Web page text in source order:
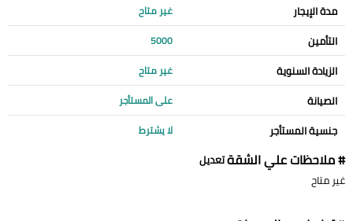
مدة الإيجار غير متاح
التأمين 5000
الزيادة السنوية غير متاح
الصيانة على المستأجر
جنسية المستأجر لا يشترط
# ملاحظات علي الشقةتعديل
غير متاح